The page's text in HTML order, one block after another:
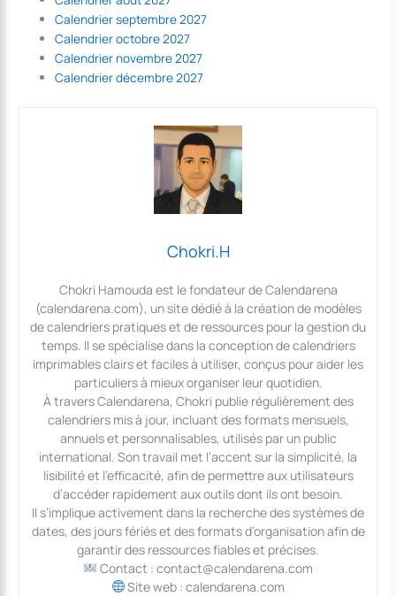
Calendrier septembre 2027
Calendrier octobre 2027
Calendrier novembre 2027
Calendrier décembre 2027
Chokri.H
Chokri Hamouda est le fondateur de Calendarena
(calendarena.com), un site dédié à la création de modèles
de calendriers pratiques et de ressources pour la gestion du
temps. Il se spécialise dans la conception de calendriers
imprimables clairs et faciles à utiliser, conçus pour aider les
particuliers à mieux organiser leur quotidien.
À travers Calendarena, Chokri publie régulièrement des
calendriers mis à jour, incluant des formats mensuels,
annuels et personnalisables, utilisés par un public
international. Son travail met l’accent sur la simplicité, la
lisibilité et l’efficacité, afin de permettre aux utilisateurs
d’accéder rapidement aux outils dont ils ont besoin.
Il s’implique activement dans la recherche des systèmes de
dates, des jours fériés et des formats d’organisation afin de
garantir des ressources fiables et précises.
Contact : contact@calendarena.com
Site web : calendarena.com